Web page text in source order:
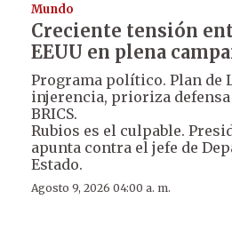
Mundo
Creciente tensión
EEUU en plena
Programa político. Plan de
injerencia, prioriza
BRICS.
Rubios es el culpable.
apunta contra el jefe de
Estado.
Agosto 9, 2026 04:00 a. m.